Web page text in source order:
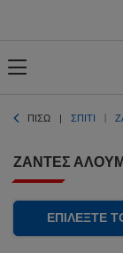
ΠΊΣΩ ΣΠΊΤΙ
ΖΆΝΤΕΣ
ΕΠΙΛΈΞΤΕ